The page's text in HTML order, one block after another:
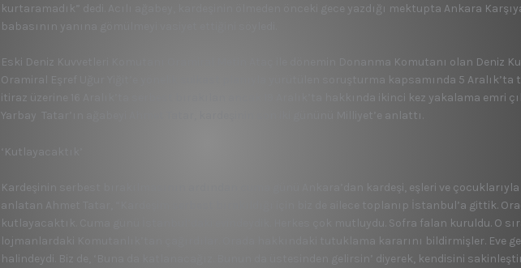
kurtaramadık” dedi. Acılı ağabey, kardeşinin ölmeden önceki gece yazdığı mektupta Ankara
babasının yanına gömülmeyi vasiyet ettiğini söyledi.
Eski Deniz Kuvvetleri Komutanı Oramiral Metin Ataç ile dönemin Donanma Komutanı olan Deniz
Oramiral Eşref Uğur Yiğit’e yönelik suikast planıyla yürütülen soruşturma kapsamında 5
itiraz üzerine 16 Aralık’ta serbest bırakılan ancak 19 Aralık’ta hakkında ikinci kez yakalama emri
Yarbay Tatar’ın ağabeyi Ahmet Tatar, kardeşinin son iki gününü Milliyet’e anlattı.
‘Kutlayacaktık’
Kardeşinin serbest bırakılmasının ardından cuma günü Ankara’dan kardeşi, eşleri ve
anlatan Ahmet Tatar, “Kardeşim serbest bırakıldığı için biz de ailece toplanıp İstanbul’a gittik.
kutlayacaktık. Cuma günü İstanbul’daki evindeydik. Herkes çok mutluydu. Sofra falan kuruldu. O
lojmanlardaki Komutanlık’tan çağırdılar. Orada hakkındaki tutuklama kararını bildirmişler. Eve
halindeydi. Biz de, ‘Buna da katlanacağız. Bunun da üstesinden gelirsin’ diyerek, kendisini